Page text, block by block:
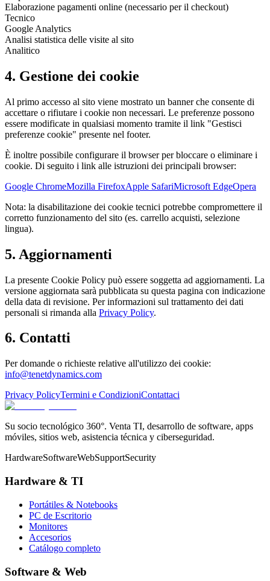
Elaborazione pagamenti online (necessario per il checkout)
Tecnico
Google Analytics
Analisi statistica delle visite al sito
Analitico
4. Gestione dei cookie
Al primo accesso al sito viene mostrato un banner che consente di
accettare o rifiutare i cookie non necessari. Le preferenze possono
essere modificate in qualsiasi momento tramite il link "Gestisci
preferenze cookie" presente nel footer.
È inoltre possibile configurare il browser per bloccare o eliminare i
cookie. Di seguito i link alle istruzioni dei principali browser:
Google ChromeMozilla FirefoxApple SafariMicrosoft EdgeOpera
Nota: la disabilitazione dei cookie tecnici potrebbe compromettere il
corretto funzionamento del sito (es. carrello acquisti, selezione
lingua).
5. Aggiornamenti
La presente Cookie Policy può essere soggetta ad aggiornamenti. La
versione aggiornata sarà pubblicata su questa pagina con indicazione
della data di revisione. Per informazioni sul trattamento dei dati
personali si rimanda alla Privacy Policy.
6. Contatti
Per domande o richieste relative all'utilizzo dei cookie:
info@tenetdynamics.com
Privacy PolicyTermini e CondizioniContattaci
Su socio tecnológico 360°. Venta TI, desarrollo de software, apps
móviles, sitios web, asistencia técnica y ciberseguridad.
HardwareSoftwareWebSupportSecurity
Hardware & TI
Portátiles & Notebooks
PC de Escritorio
Monitores
Accesorios
Catálogo completo
Software & Web